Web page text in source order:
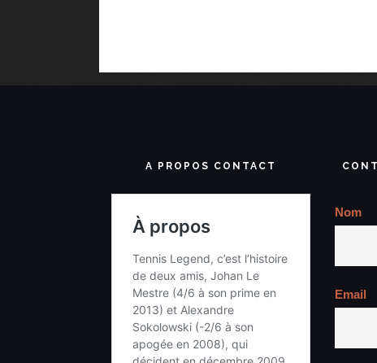
A PROPOS CONTACT
Nom
Email